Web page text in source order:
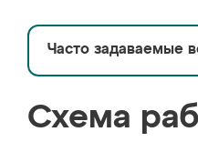
Часто задаваемые
Схема